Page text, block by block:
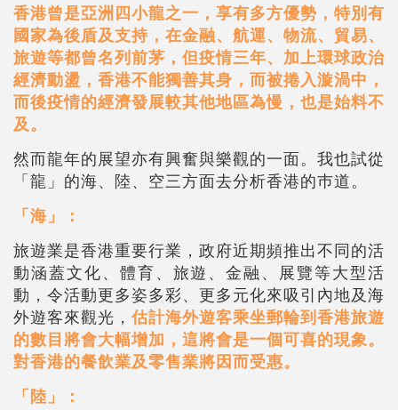
香港曾是亞洲四小龍之一，享有多方優勢，特別有
國家為後盾及支持，在金融、航運、物流、貿易、
旅遊等都曾名列前茅，但疫情三年、加上環球政治
經濟動盪，香港不能獨善其身，而被捲入漩渦中，
而後疫情的經濟發展較其他地區為慢，也是始料不
及。
然而龍年的展望亦有興奮與樂觀的一面。我也試從
「龍」的海、陸、空三方面去分析香港的巿道。
「海」：
旅遊業是香港重要行業，政府近期頻推出不同的活
動涵蓋文化、體育、旅遊、金融、展覽等大型活
動，令活動更多姿多彩、更多元化來吸引內地及海
外遊客來觀光， 估計海外遊客乘坐郵輪到香港旅遊
的數目將會大幅增加，這將會是一個可喜的現象。
對香港的餐飲業及零售業將因而受惠。
「陸」：